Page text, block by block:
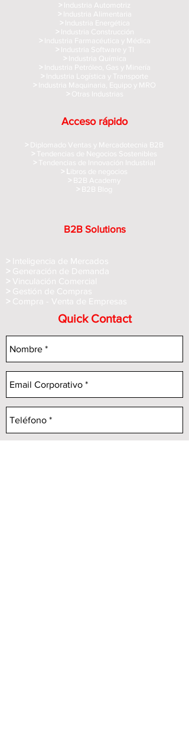
> Industria Automotriz
>Industria Alimentaria
> Industria Energética
> Industria Construcción
> Industria Farmacéutica y Médica
> Industria Software y TI
> Industria Química
> Industria Petróleo, Gas y Minería
> Industria Logística y Transporte
> Industria Maquinaria, Equipo y MRO
> Otras Industrias
Acceso rápido
> Diplomado Ventas y Mercadotecnia B2B
>
Tendencias de Negocios Sostenibles
>
Tendencias de Innovación Industrial
> Libros de negocios
> B2B Academy
> B2B Blog
B2B Solutions
> Inteligencia de Mercados
> Generación de Demanda
> Vinculación Comercial
> Gestión de Compras
> Compra - Venta de Empre sas
Quick Contact